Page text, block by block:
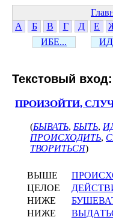
А
Б В Г Д Е
ИБЕ...
Текстовый вход:
ПРОИЗОЙТИ,
(БЫВАТЬ, БЫТЬ,
ПРОИСХОДИТЬ,
ТВОРИТЬСЯ)
ВЫШЕ
ЦЕЛОЕ
НИЖЕ
НИЖЕ